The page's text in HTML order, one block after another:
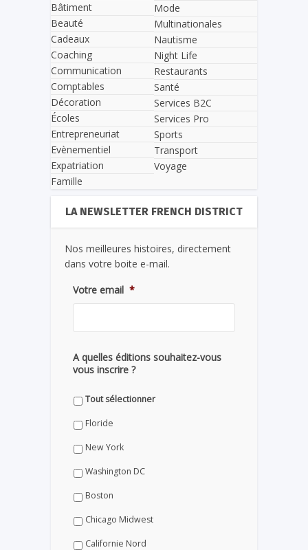
Bâtiment
Beauté
Cadeaux
Coaching
Communication
Comptables
Décoration
Écoles
Entrepreneuriat
Evènementiel
Expatriation
Famille
Mode
Multinationales
Nautisme
Night Life
Restaurants
Santé
Services B2C
Services Pro
Sports
Transport
Voyage
LA NEWSLETTER FRENCH DISTRICT
Nos meilleures histoires, directement
dans votre boite e-mail.
Votre email *
A quelles éditions souhaitez-vous
vous inscrire ?
Tout sélectionner
Floride
New York
Washington DC
Boston
Chicago Midwest
Californie Nord